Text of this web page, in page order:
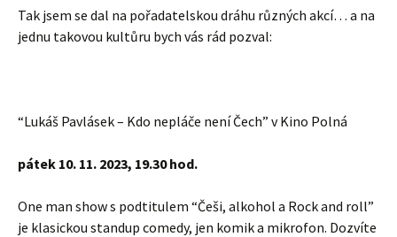
Tak jsem se dal na pořadatelskou dráhu různých akcí… a na
jednu takovou kultůru bych vás rád pozval:
“Lukáš Pavlásek – Kdo nepláče není Čech” v Kino Polná
pátek 10. 11. 2023, 19.30 hod.
One man show s podtitulem “Češi, alkohol a Rock and roll”
je klasickou standup comedy, jen komik a mikrofon. Dozvíte